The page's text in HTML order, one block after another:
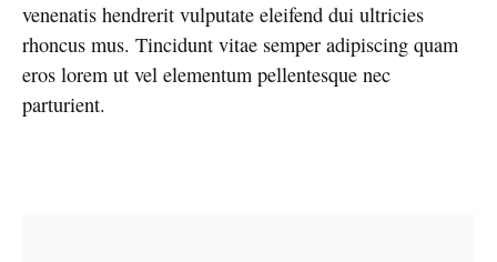
venenatis hendrerit vulputate eleifend dui ultricies
rhoncus mus. Tincidunt vitae semper adipiscing quam
eros lorem ut vel elementum pellentesque nec
parturient.